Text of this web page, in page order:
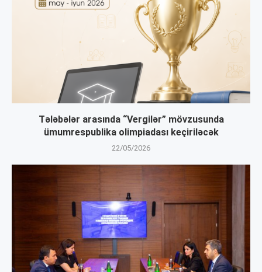
Tələbələr arasında “Vergilər” mövzusunda
ümumrespublika olimpiadası keçiriləcək
22/05/2026